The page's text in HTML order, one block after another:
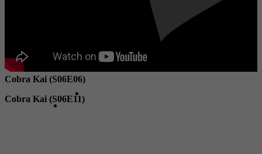
Cobra Kai (S06E06)
Cobra Kai (S06E11)